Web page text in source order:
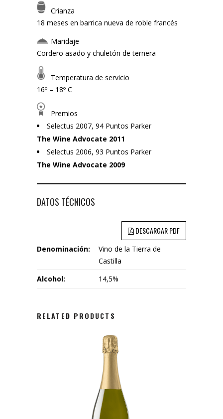
Crianza
18 meses en barrica nueva de roble francés
Maridaje
Cordero asado y chuletón de ternera
Temperatura de servicio
16º – 18º C
Premios
Selectus 2007, 94 Puntos Parker
The Wine Advocate 2011
Selectus 2006, 93 Puntos Parker
The Wine Advocate 2009
DATOS TÉCNICOS
DESCARGAR PDF
Denominación:
Vino de la Tierra de
Castilla
Alcohol:
14,5%
RELATED PRODUCTS